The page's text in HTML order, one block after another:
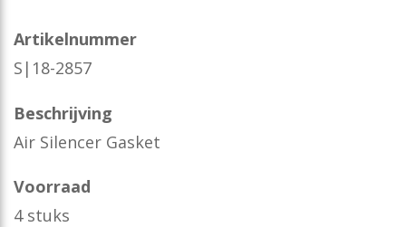
Artikelnummer
S|18-2857
Beschrijving
Air Silencer Gasket
Voorraad
4 stuks